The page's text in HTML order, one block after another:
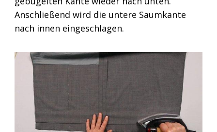
Anschließend wird die untere Saumkante
nach innen eingeschlagen.